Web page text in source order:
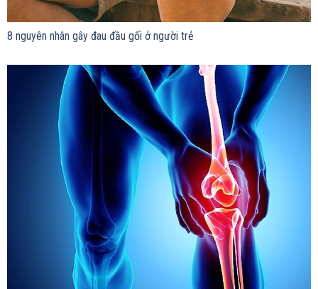
8 nguyên nhân gây đau đầu gối ở người trẻ